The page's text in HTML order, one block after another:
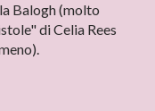
Balogh (molto
di Celia Rees